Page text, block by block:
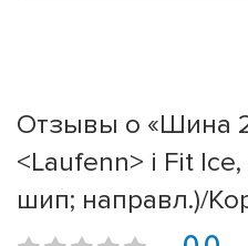
Отзывы о «Шина
<Laufenn> i Fit Ice,
шип; направл.)/